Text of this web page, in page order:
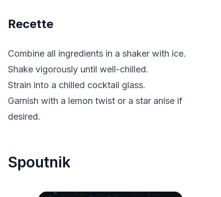
Recette
Combine all ingredients in a shaker with ice.
Shake vigorously until well-chilled.
Strain into a chilled cocktail glass.
Garnish with a lemon twist or a star anise if
desired.
Spoutnik